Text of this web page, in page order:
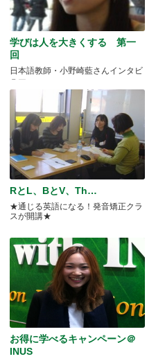
学びは人を大きくする 第一
回
日本語教師・小野崎藍さんインタビ
ュー
RとL、BとV、Th…
★通じる英語になる！発音矯正クラ
スが開講★
お得に学べるキャンペーン＠
INUS